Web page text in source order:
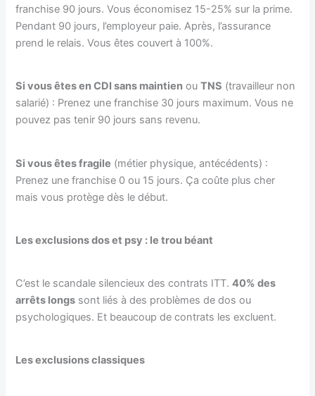
franchise 90 jours. Vous économisez 15-25% sur la prime.
Pendant 90 jours, l’employeur paie. Après, l’assurance
prend le relais. Vous êtes couvert à 100%.
Si vous êtes en CDI sans maintien ouTNS (travailleur non
salarié) : Prenez une franchise 30 jours maximum. Vous ne
pouvez pas tenir 90 jours sans revenu.
Si vous êtes fragile (métier physique, antécédents) :
Prenez une franchise 0 ou 15 jours. Ça coûte plus cher
mais vous protège dès le début.
Les exclusions dos et psy : le trou béant
C’est le scandale silencieux des contrats ITT.40% des
arrêts longs sont liés à des problèmes de dos ou
psychologiques. Et beaucoup de contrats les excluent.
Les exclusions classiques